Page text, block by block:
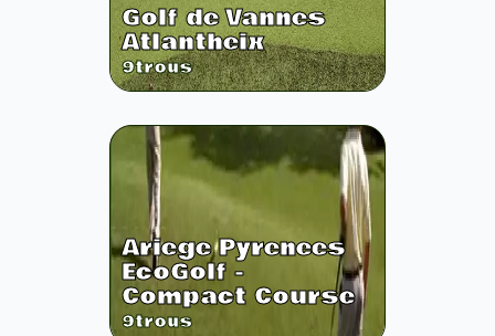
Golf de Vannes
Atlantheix
9trous
Ariege Pyrenees
EcoGolf -
Compact Course
9trous